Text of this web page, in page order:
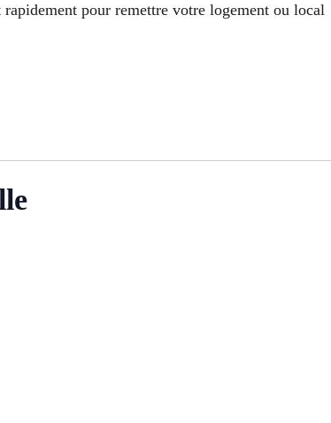
pour remettre votre logement ou local